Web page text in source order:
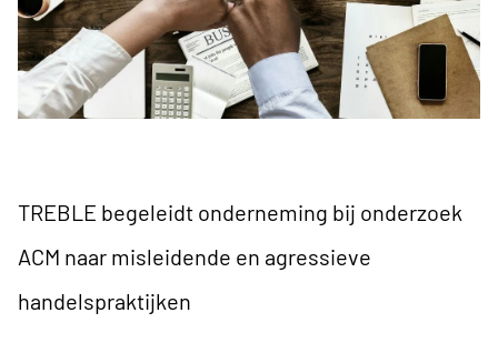
TREBLE begeleidt onderneming bij onderzoek
ACM naar misleidende en agressieve
handelspraktijken